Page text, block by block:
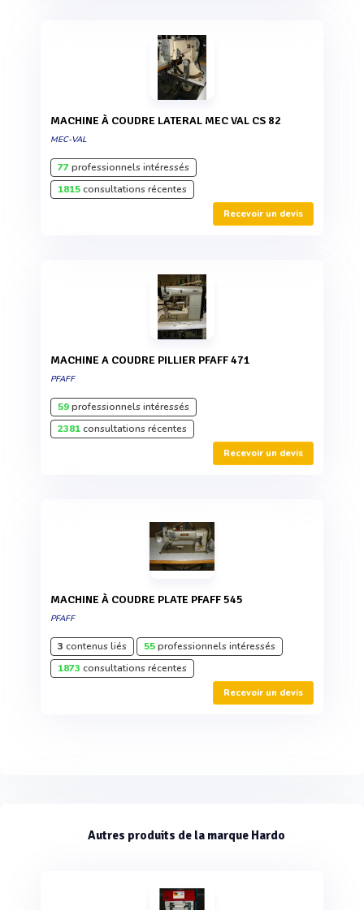
MACHINE À COUDRE LATERAL MEC VAL CS 82
MEC-VAL
77professionnels intéressés
1815consultations récentes
Recevoir un devis
MACHINE A COUDRE PILLIER PFAFF 471
PFAFF
59professionnels intéressés
2381consultations récentes
Recevoir un devis
MACHINE À COUDRE PLATE PFAFF 545
PFAFF
3 contenus liés 55professionnels intéressés
1873 consultations récentes
Recevoir un devis
Autres produits de la marque Hardo